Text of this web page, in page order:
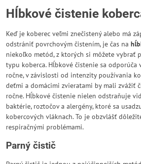
Hĺbkové čistenie
Keď je koberec veľmi znečistený alebo má
odstrániť povrchovým čistením, je čas na
niekoľko metód, z ktorých si môžete vybrať
typu koberca. Hĺbkové čistenie sa
ročne, v závislosti od intenzity používania
deťmi a domácimi zvieratami by mali zvážiť
ročne. Hĺbkové čistenie nielen odstraňuje
baktérie, roztočov a alergény, ktoré sa
kobercových vláknach. To je obzvlášť
respiračnými problémami.
Parný čistič